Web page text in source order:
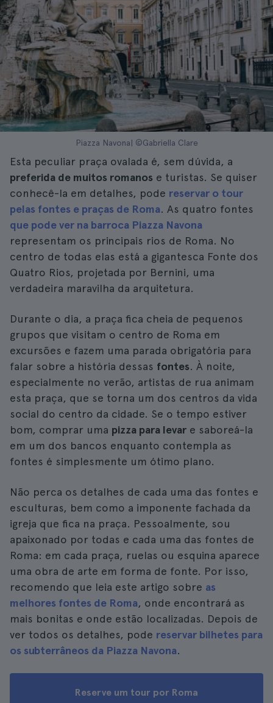
Piazza Navona| ©Gabriella Clare
Esta peculiar praça ovalada é, sem dúvida, a
preferida de muitos romanos e turistas. Se quiser
conhecê-la em detalhes, pode reservar o tour
pelas fontes e praças de Roma. As quatro fontes
que pode ver na barroca Piazza Navona
representam os principais rios de Roma. No
centro de todas elas está a gigantesca Fonte dos
Quatro Rios, projetada por Bernini, uma
verdadeira maravilha da arquitetura.
Durante o dia, a praça fica cheia de pequenos
grupos que visitam o centro de Roma em
excursões e fazem uma parada obrigatória para
falar sobre a história dessas fontes. À noite,
especialmente no verão, artistas de rua animam
esta praça, que se torna um dos centros da vida
social do centro da cidade. Se o tempo estiver
bom, comprar uma pizza para levar e saboreá-la
em um dos bancos enquanto contempla as
fontes é simplesmente um ótimo plano.
Não perca os detalhes de cada uma das fontes e
esculturas, bem como a imponente fachada da
igreja que fica na praça. Pessoalmente, sou
apaixonado por todas e cada uma das fontes de
Roma: em cada praça, ruelas ou esquina aparece
uma obra de arte em forma de fonte. Por isso,
recomendo que leia este artigo sobre as
melhores fontes de Roma, onde encontrará as
mais bonitas e onde estão localizadas. Depois de
ver todos os detalhes, pode reservar bilhetes para
os subterrâneos da Piazza Navona.
Reserve um tour por Roma